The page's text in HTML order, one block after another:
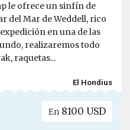
le ofrece un sinfín de
del Mar de Weddell, rico
en una de las
realizaremos todo
raquetas...
El Hondius
En 8100 USD